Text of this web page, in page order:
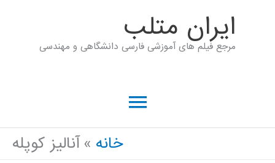
ايران متلب
مرجع فیلم های آموزشی فارسی دانشگاهی و مهندسی
فهرست
اصلی
خانه آنالیز کوپله